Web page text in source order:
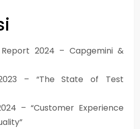
2024 – Capgemini &
– “The State of Test
– “Customer Experience